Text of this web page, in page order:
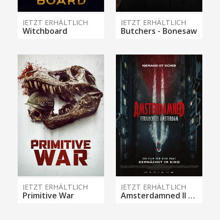
JETZT ERHÄLTLICH
Witchboard
JETZT ERHÄLTLICH
Butchers - Bonesaw
JETZT ERHÄLTLICH
Primitive War
JETZT ERHÄLTLICH
Amsterdamned II - Verfluchtes Amsterdam